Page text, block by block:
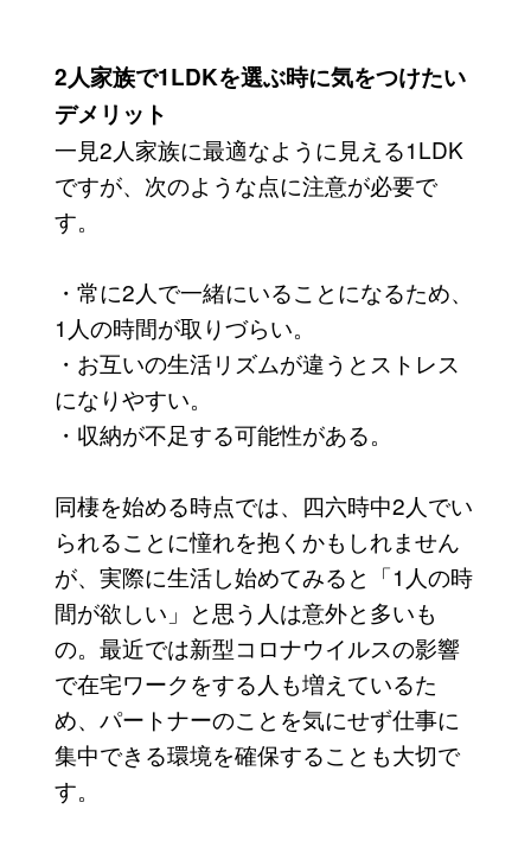
2人家族で1LDKを選ぶ時に気をつけたい
デメリット
一見2人家族に最適なように見える1LDK
ですが、次のような点に注意が必要で
す。
・常に2人で一緒にいることになるため、
1人の時間が取りづらい。
・お互いの生活リズムが違うとストレス
になりやすい。
・収納が不足する可能性がある。
同棲を始める時点では、四六時中2人でい
られることに憧れを抱くかもしれません
が、実際に生活し始めてみると「1人の時
間が欲しい」と思う人は意外と多いも
の。最近では新型コロナウイルスの影響
で在宅ワークをする人も増えているた
め、パートナーのことを気にせず仕事に
集中できる環境を確保することも大切で
す。